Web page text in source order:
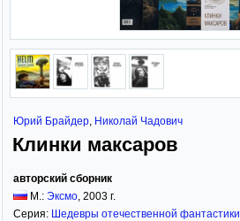
Юрий Брайдер, Николай Чадович
Клинки максаров
авторский сборник
М.: Эксмо, 2003 г.
Серия: Шедевры отечественной фантастики